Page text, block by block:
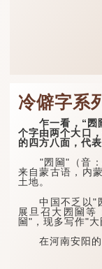
冷僻字系
乍一看，“圐圙
个字由两个大口
的四方八面，代
"圐圙"（音：
来自蒙古语，内
土地。
中国不乏以"圐
展旦召大圐圙等
圙"，现多写作"大
在河南安阳的